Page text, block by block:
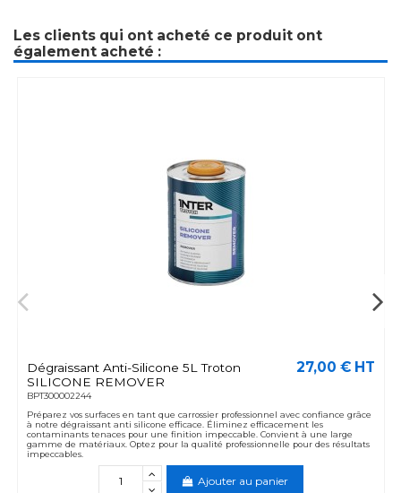
Les clients qui ont acheté ce produit ont
également acheté :
Dégraissant Anti-Silicone 5L Troton
SILICONE REMOVER
BPT300002244
27,00 € HT
Préparez vos surfaces en tant que carrossier professionnel avec confiance grâce
à notre dégraissant anti silicone efficace. Éliminez efficacement les
contaminants tenaces pour une finition impeccable. Convient à une large
gamme de matériaux. Optez pour la qualité professionnelle pour des résultats
impeccables.
Ajouter au panier